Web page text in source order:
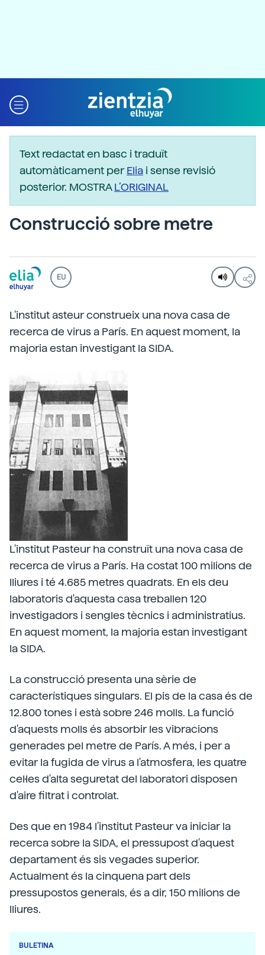
Text redactat en basc i traduït
automàticament perElia i sense revisió
posterior. MOSTRAL’ORIGINAL
Construcció sobre metre
EU
L'institut asteur construeix una nova casa de
recerca de virus a París. En aquest moment, la
majoria estan investigant la SIDA.
L'institut Pasteur ha construït una nova casa de
recerca de virus a París. Ha costat 100 milions de
lliures i té 4.685 metres quadrats. En els deu
laboratoris d'aquesta casa treballen 120
investigadors i sengles tècnics i administratius.
En aquest moment, la majoria estan investigant
la SIDA.
La construcció presenta una sèrie de
característiques singulars. El pis de la casa és de
12.800 tones i està sobre 246 molls. La funció
d'aquests molls és absorbir les vibracions
generades pel metre de París. A més, i per a
evitar la fugida de virus a l'atmosfera, les quatre
cel·les d'alta seguretat del laboratori disposen
d'aire filtrat i controlat.
Des que en 1984 l'institut Pasteur va iniciar la
recerca sobre la SIDA, el pressupost d'aquest
departament és sis vegades superior.
Actualment és la cinquena part dels
pressupostos generals, és a dir, 150 milions de
lliures.
BULETINA